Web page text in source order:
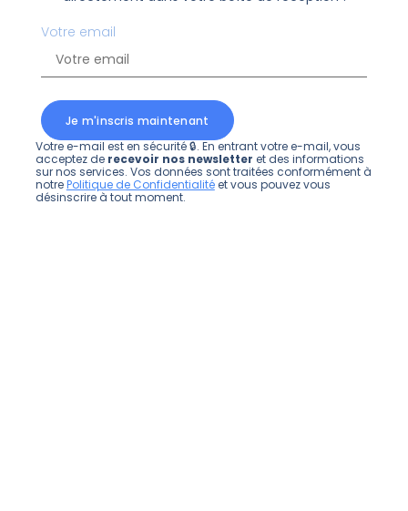
Votre email
Je m'inscris maintenant
Votre e-mail est en sécurité 🔒. En entrant votre e-mail, vous
acceptez de recevoir nos newsletter et des informations
sur nos services. Vos données sont traitées conformément à
notrePolitique de Confidentialitéet vous pouvez vous
désinscrire à tout moment.